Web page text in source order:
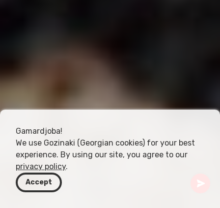
Gamardjoba!
We use Gozinaki (Georgian cookies) for your best
experience. By using our site, you agree to our
privacy policy.
Accept